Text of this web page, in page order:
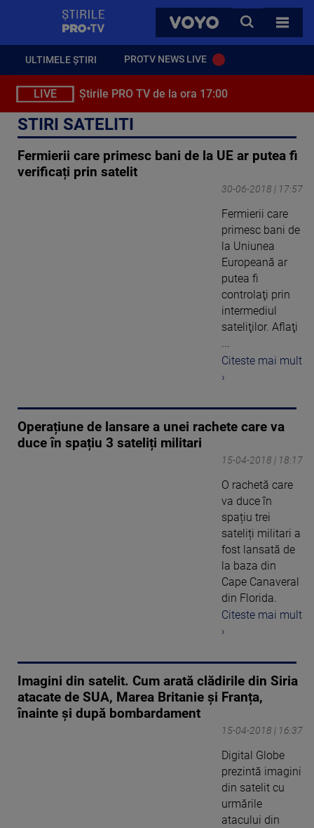
VOYO
CAUTA
TOATE
ULTIMELE ȘTIRI PROTV NEWS LIVE
LIVE Știrile PRO TV de la ora 17:00
STIRI SATELITI
Fermierii care primesc bani de la UE ar putea fi
verificați prin satelit
30-06-2018 | 17:57
Fermierii care
primesc bani de
la Uniunea
Europeană ar
putea fi
controlaţi prin
intermediul
sateliţilor. Aflaţi
...
Citeste mai mult
›
Operațiune de lansare a unei rachete care va
duce în spațiu 3 sateliți militari
15-04-2018 | 18:17
O rachetă care
va duce în
spațiu trei
sateliți militari a
fost lansată de
la baza din
Cape Canaveral
din Florida.
Citeste mai mult
›
Imagini din satelit. Cum arată clădirile din Siria
atacate de SUA, Marea Britanie și Franța,
înainte și după bombardament
15-04-2018 | 16:37
Digital Globe
prezintă imagini
din satelit cu
urmările
atacului din